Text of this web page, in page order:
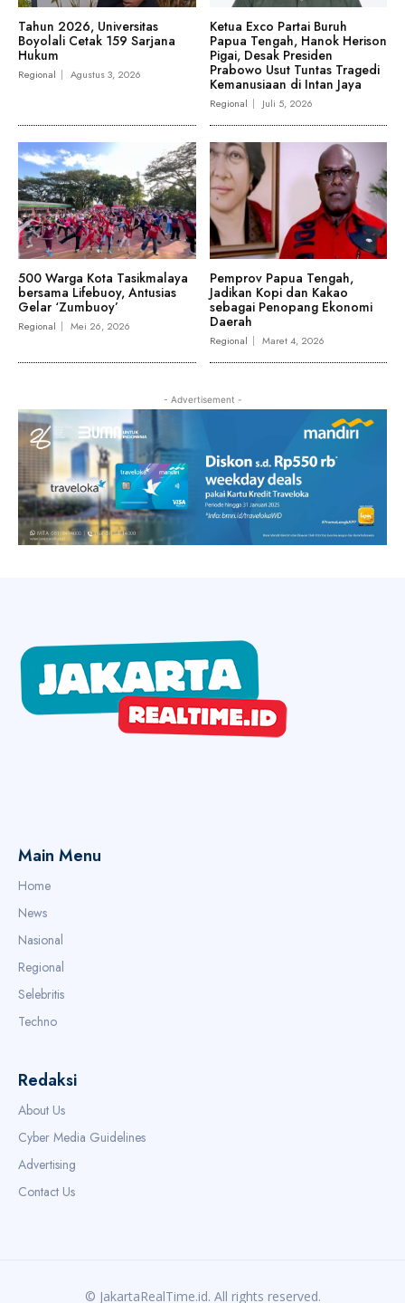
Tahun 2026, Universitas
Boyolali Cetak 159 Sarjana
Hukum
Regional Agustus 3, 2026
Ketua Exco Partai Buruh
Papua Tengah, Hanok Herison
Pigai, Desak Presiden
Prabowo Usut Tuntas Tragedi
Kemanusiaan di Intan Jaya
Regional Juli 5, 2026
500 Warga Kota Tasikmalaya
bersama Lifebuoy, Antusias
Gelar ‘Zumbuoy’
Regional Mei 26, 2026
Pemprov Papua Tengah,
Jadikan Kopi dan Kakao
sebagai Penopang Ekonomi
Daerah
Regional Maret 4, 2026
- Advertisement -
Main Menu
Home
News
Nasional
Regional
Selebritis
Techno
Redaksi
About Us
Cyber Media Guidelines
Advertising
Contact Us
© JakartaRealTime.id. All rights reserved.